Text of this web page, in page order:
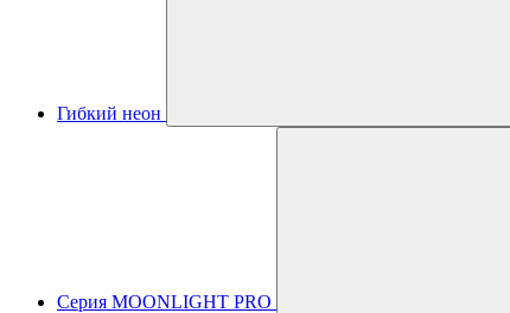
Гибкий неон
Серия MOONLIGHT PRO